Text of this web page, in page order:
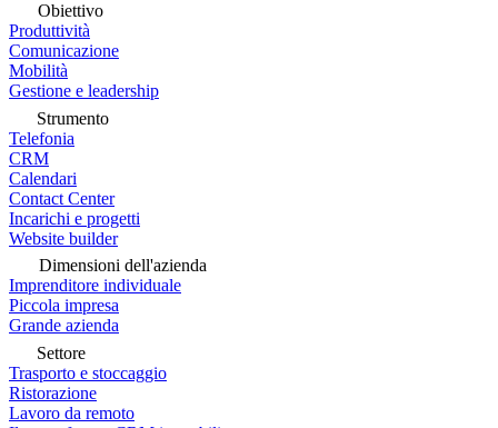
Obiettivo
Produttività
Comunicazione
Mobilità
Gestione e leadership
Strumento
Telefonia
CRM
Calendari
Contact Center
Incarichi e progetti
Website builder
Dimensioni dell'azienda
Imprenditore individuale
Piccola impresa
Grande azienda
Settore
Trasporto e stoccaggio
Ristorazione
Lavoro da remoto